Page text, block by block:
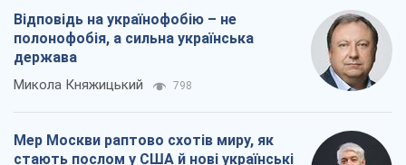
Відповідь на українофобію – не
полонофобія, а сильна українська
держава
Микола Княжицький 798
Мер Москви раптово схотів миру, як
стають послом у США й нові українські